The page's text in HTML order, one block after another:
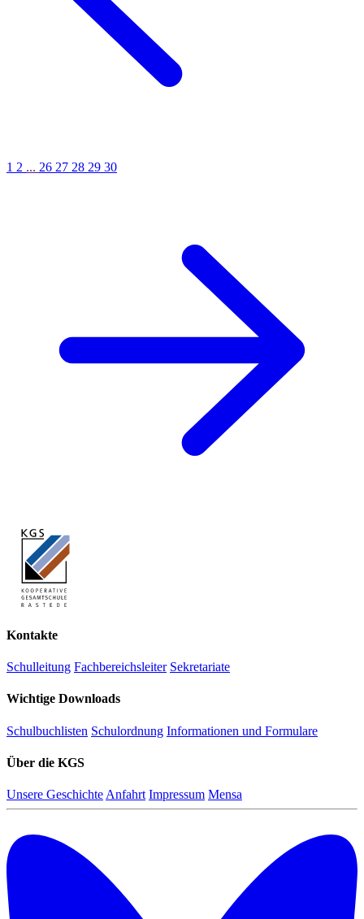
1 2 ... 26 27 28 29 30
Kontakte
Schulleitung Fachbereichsleiter Sekretariate
Wichtige Downloads
Schulbuchlisten Schulordnung Informationen und Formulare
Über die KGS
Unsere Geschichte Anfahrt Impressum Mensa